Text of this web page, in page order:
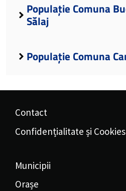
Populație Comuna
Sălaj
Populație Comuna
Contact
Confidențialitate și Cookies
Municipii
Orașe